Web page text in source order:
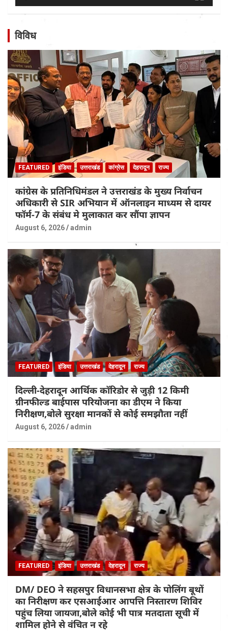
विविध
FEATURED इंडिया उत्तराखंड कांग्रेस देहरादून राज्य
कांग्रेस के प्रतिनिधिमंडल ने उत्तराखंड के मुख्य निर्वाचन
अधिकारी से SIR अभियान में ऑनलाइन माध्यम से दायर
फॉर्म-7 के संबंध मे मुलाकात कर सौंपा ज्ञापन
August 6, 2026 admin
FEATURED इंडिया उत्तराखंड देहरादून राज्य
दिल्ली-देहरादून आर्थिक कॉरिडोर से जुड़ी 12 किमी
ग्रीनफील्ड बाईपास परियोजना का डीएम ने किया
निरीक्षण,बोले सुरक्षा मानकों से कोई समझौता नहीं
August 6, 2026 admin
FEATURED इंडिया उत्तराखंड देहरादून राज्य
DM/ DEO ने सहसपुर विधानसभा क्षेत्र के पोलिंग बूथों
का निरीक्षण कर एसआईआर आपत्ति निस्तारण शिविर
पहुंच लिया जायजा,बोले कोई भी पात्र मतदाता सूची में
शामिल होने से वंचित न रहे